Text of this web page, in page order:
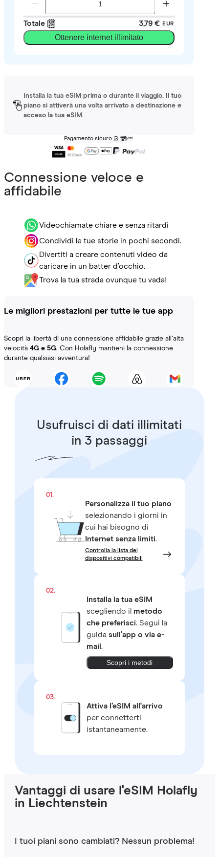
Totale 3,79 € EUR
Ottenere internet illimitato
Installa la tua eSIM prima o durante il viaggio. Il tuo
piano si attiverà una volta arrivato a destinazione e
acceso la tua eSIM.
Pagamento sicuro
Connessione veloce e
affidabile
Videochiamate chiare e senza ritardi
Condividi le tue storie in pochi secondi.
Divertiti a creare contenuti video da
caricare in un batter d’occhio.
Trova la tua strada ovunque tu vada!
Le migliori prestazioni per tutte le tue app
Scopri la libertà di una connessione affidabile grazie all’alta
velocità 4G e 5G. Con Holafly mantieni la connessione
durante qualsiasi avventura!
Usufruisci di dati illimitati
in 3 passaggi
01.
Personalizza il tuo piano
selezionando i giorni in
cui hai bisogno di
Internet senza limiti.
Controlla la lista dei
dispositivi compatibili
02.
Installa la tua eSIM
scegliendo il metodo
che preferisci.Segui la
guida sull'app o via e-
mail .
Scopri i metodi
03.
Attiva l’eSIM all'arrivo
per connetterti
istantaneamente.
Vantaggi di usare l'eSIM Holafly
in Liechtenstein
I tuoi piani sono cambiati? Nessun problema!